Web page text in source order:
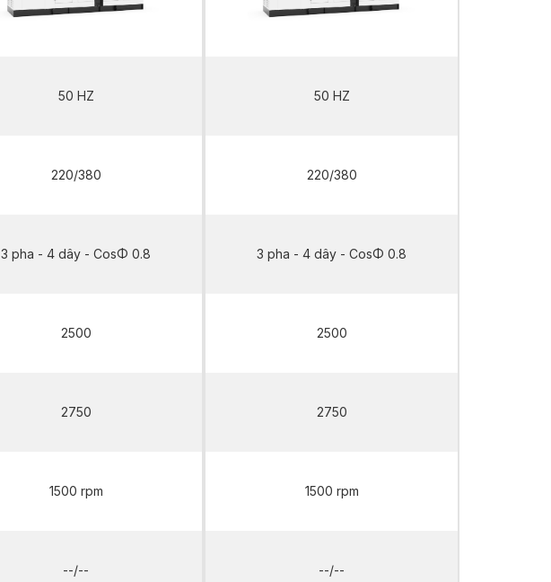
50 HZ
220/380
3 pha - 4 dây - CosΦ 0.8
2500
2750
1500 rpm
--/--
50 HZ
220/380
3 pha - 4 dây - CosΦ 0.8
2500
2750
1500 rpm
--/--